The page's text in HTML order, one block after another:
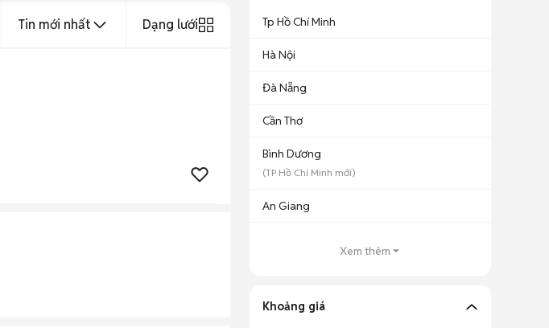
Tin mới nhất Dạng lưới Tp Hồ Chí Minh
Hà Nội
Đà Nẵng
Cần Thơ
Bình Dương
(TP Hồ Chí Minh mới)
An Giang
Xem thêm
Khoảng giá